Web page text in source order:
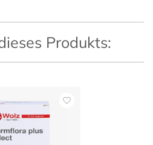
Produkts: